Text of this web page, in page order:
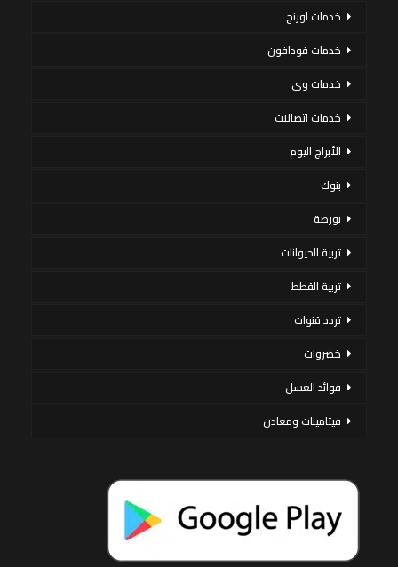
خدمات اورنج
خدمات فودافون
خدمات وى
خدمات اتصالات
الأبراج اليوم
بنوك
بورصة
تربية الحيوانات
تربية القطط
تردد قنوات
خضروات
فوائد العسل
فيتامينات ومعادن